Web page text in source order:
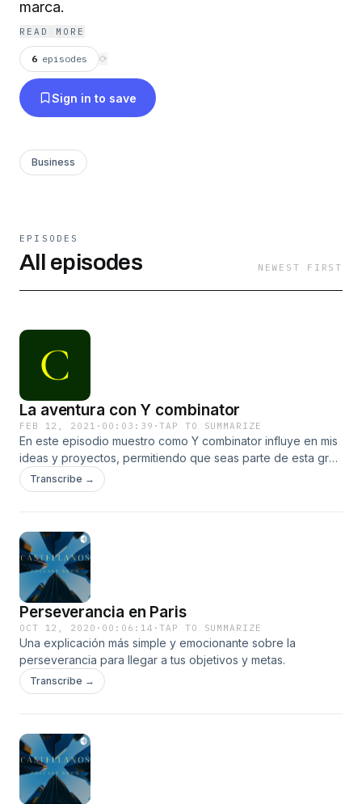
marca.
READ MORE
6 episodes ⟳
Sign in to save
Business
EPISODES
All episodes NEWEST FIRST
La aventura con Y combinator
FEB 12, 2021 · 00:03:39 ·TAP TO SUMMARIZE
En este episodio muestro como Y combinator influye en mis
ideas y proyectos, permitiendo que seas parte de esta gran
aventura.
Transcribe →
Perseverancia en Paris
OCT 12, 2020 · 00:06:14 ·TAP TO SUMMARIZE
Una explicación más simple y emocionante sobre la
perseverancia para llegar a tus objetivos y metas.
Transcribe →